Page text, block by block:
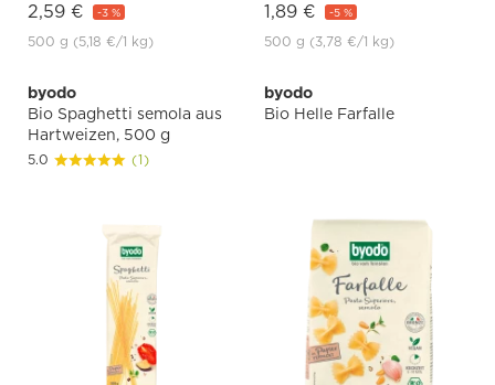
2,59 € -3 %
500 g (5,18 €/1 kg)
1,89 € -5 %
500 g (3,78 €/1 kg)
byodo
Bio Spaghetti semola aus
Hartweizen, 500 g
5.0 (1)
byodo
Bio Helle Farfalle